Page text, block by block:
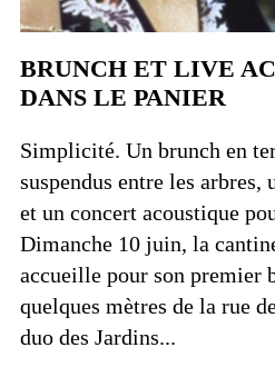
BRUNCH ET LIVE
DANS LE PANIER
Simplicité. Un brunch en
suspendus entre les
et un concert acoustique
Dimanche 10 juin, la
accueille pour son premier
quelques mètres de la rue
duo des Jardins...